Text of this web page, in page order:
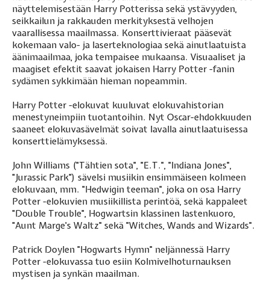
näyttelemisestään Harry Potterissa sekä ystävyyden,
seikkailun ja rakkauden merkityksestä velhojen
vaarallisessa maailmassa. Konserttivieraat pääsevät
kokemaan valo- ja laserteknologiaa sekä ainutlaatuista
äänimaailmaa, joka tempaisee mukaansa. Visuaaliset ja
maagiset efektit saavat jokaisen Harry Potter -fanin
sydämen sykkimään hieman nopeammin.
Harry Potter -elokuvat kuuluvat elokuvahistorian
menestyneimpiin tuotantoihin. Nyt Oscar-ehdokkuuden
saaneet elokuvasävelmät soivat lavalla ainutlaatuisessa
konserttielämyksessä.
John Williams ("Tähtien sota", "E.T.", "Indiana Jones",
"Jurassic Park") sävelsi musiikin ensimmäiseen kolmeen
elokuvaan, mm. "Hedwigin teeman", joka on osa Harry
Potter -elokuvien musiikillista perintöä, sekä kappaleet
"Double Trouble", Hogwartsin klassinen lastenkuoro,
"Aunt Marge's Waltz" sekä "Witches, Wands and Wizards".
Patrick Doylen "Hogwarts Hymn" neljännessä Harry
Potter -elokuvassa tuo esiin Kolmivelhoturnauksen
mystisen ja synkän maailman.